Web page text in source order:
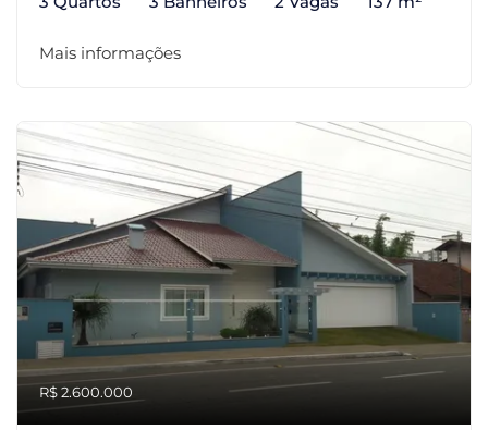
Mais informações
R$ 2.600.000